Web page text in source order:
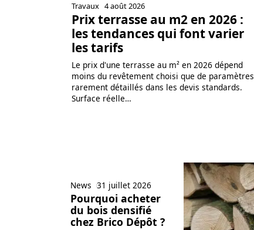
Travaux 4 août 2026
Prix terrasse au m2 en 2026 :
les tendances qui font varier
les tarifs
Le prix d'une terrasse au m² en 2026 dépend
moins du revêtement choisi que de paramètres
rarement détaillés dans les devis standards.
Surface réelle…
News 31 juillet 2026
Pourquoi acheter
du bois densifié
chez Brico Dépôt ?